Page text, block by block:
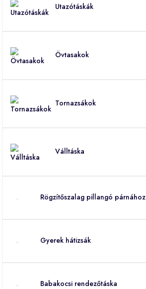
Utazótáskák
Övtasakok
Tornazsákok
Válltáska
Rögzítőszalag pillangó párnához
Gyerek hátizsák
Babakocsi rendezőtáska